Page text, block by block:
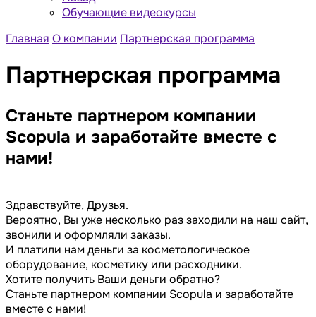
Обучающие видеокурсы
Главная О компании Партнерская программа
Партнерская программа
Станьте партнером компании
Scopula и заработайте вместе с
нами!
Здравствуйте, Друзья.
Вероятно, Вы уже несколько раз заходили на наш сайт,
звонили и оформляли заказы.
И платили нам деньги за косметологическое
оборудование, косметику или расходники.
Хотите получить Ваши деньги обратно?
Станьте партнером компании Scopula и заработайте
вместе с нами!